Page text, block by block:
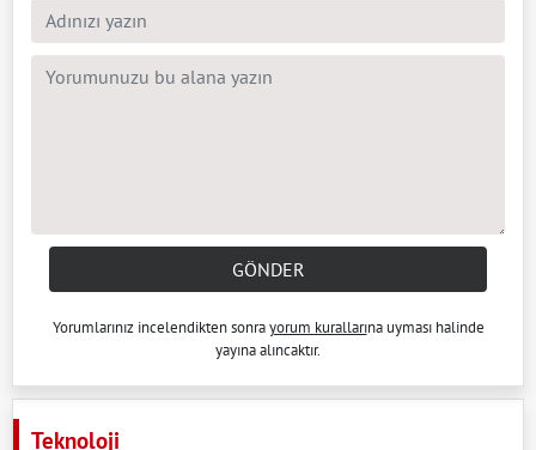
GÖNDER
Yorumlarınız incelendikten sonrayorum kurallarına uyması halinde
yayına alıncaktır.
Teknoloji